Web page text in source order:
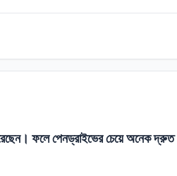
ফলে পেনড্রাইভের চেয়ে অনেক